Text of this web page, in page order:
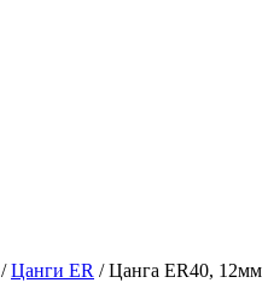
/Цанги ER / Цанга ER40, 12мм